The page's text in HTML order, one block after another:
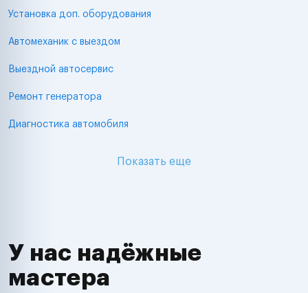
Установка доп. оборудования
Автомеханик с выездом
Выездной автосервис
Ремонт генератора
Диагностика автомобиля
Показать еще
У нас надёжные
мастера